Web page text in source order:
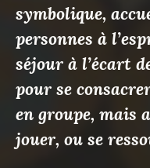
symbolique,
personnes à
séjour à l’écart
pour se
en groupe, mais
jouer, ou se